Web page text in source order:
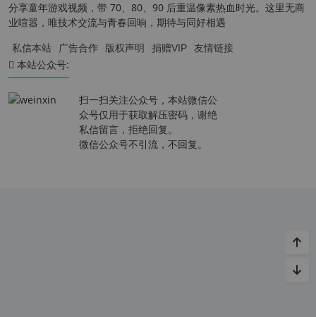
分享童年游戏视频，带 70、80、90 后重温像素热血时光。这里无商
业喧嚣，唯技术交流与青春回响，期待与同好相遇
私信本站 广告合作 版权声明 捐赠VIP 友情链接
本站公众号:
扫一扫关注公众号，本站微信公
众号仅用于获取解压密码，谢绝
私信留言，拒绝回复。
微信公众号不引流，不回复。